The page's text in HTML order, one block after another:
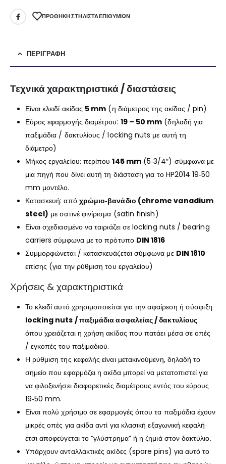
ΠΡΌΘΉΚΗ ΣΤΗ ΛΊΣΤΑ ΕΠΙΘΥΜΙΏΝ
ΠΕΡΙΓΡΑΦΉ
Τεχνικά χαρακτηριστικά / διαστάσεις
Είναι κλειδί ακίδας 5 mm (η διάμετρος της ακίδας / pin)
Εύρος εφαρμογής διαμέτρου: 19 – 50 mm (δηλαδή για
παξιμάδια / δακτυλίους / locking nuts με αυτή τη
διάμετρο)
Μήκος εργαλείου: περίπου145 mm(5‑3/4″) σύμφωνα με
μια πηγή που δίνει αυτή τη διάσταση για το HP2014 19‑50
mm μοντέλο.
Κατασκευή: από χρώμιο‑βανάδιο (chrome vanadium
steel) με σατινέ φινίρισμα (satin finish)
Είναι σχεδιασμένο να ταιριάζει σε locking nuts / bearing
carriers σύμφωνα με το πρότυπο DIN 1816
Συμμορφώνεται / κατασκευάζεται σύμφωνα με DIN 1810
επίσης (για την ρύθμιση του εργαλείου)
Χρήσεις & χαρακτηριστικά
Το κλειδί αυτό χρησιμοποιείται για την αφαίρεση ή σύσφιξη
locking nuts / παξιμάδια ασφαλείας / δακτυλίους
όπου χρειάζεται η χρήση ακίδας που πατάει μέσα σε οπές
/ εγκοπές του παξιμαδιού.
Η ρύθμιση της κεφαλής είναι μετακινούμενη, δηλαδή το
σημείο που εφαρμόζει η ακίδα μπορεί να μετατοπιστεί για
να φιλοξενήσει διαφορετικές διαμέτρους εντός του εύρους
19‑50 mm.
Είναι πολύ χρήσιμο σε εφαρμογές όπου τα παξιμάδια έχουν
μικρές οπές για ακίδα αντί για κλασική εξαγωνική κεφαλή·
έτσι αποφεύγεται το “γλύστρημα” ή η ζημιά στον δακτύλιο.
Υπάρχουν ανταλλακτικές ακίδες (spare pins) για αυτό το